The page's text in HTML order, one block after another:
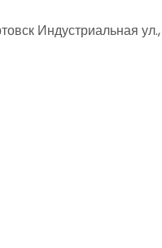
Индустриальная ул.,